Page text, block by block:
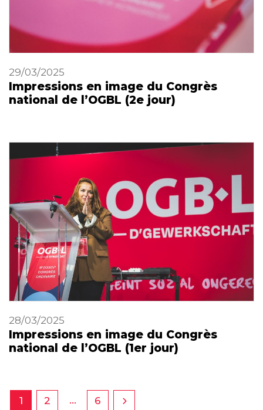
29/03/2025
Impressions en image du Congrès
national de l’OGBL (2e jour)
28/03/2025
Impressions en image du Congrès
national de l’OGBL (1er jour)
1 2 … 6